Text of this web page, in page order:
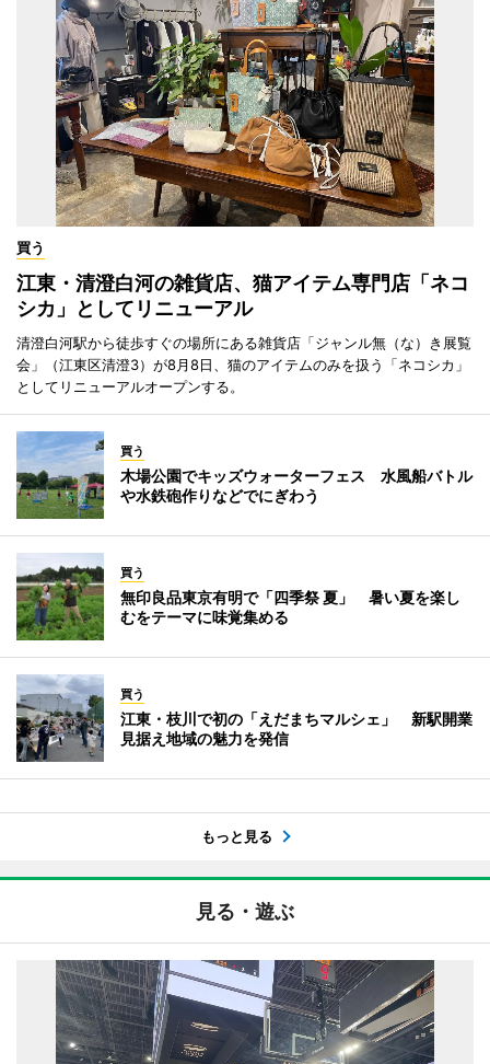
買う
江東・清澄白河の雑貨店、猫アイテム専門店「ネコ
シカ」としてリニューアル
清澄白河駅から徒歩すぐの場所にある雑貨店「ジャンル無（な）き展覧
会」（江東区清澄3）が8月8日、猫のアイテムのみを扱う「ネコシカ」
としてリニューアルオープンする。
買う
木場公園でキッズウォーターフェス 水風船バトル
や水鉄砲作りなどでにぎわう
買う
無印良品東京有明で「四季祭 夏」 暑い夏を楽し
むをテーマに味覚集める
買う
江東・枝川で初の「えだまちマルシェ」 新駅開業
見据え地域の魅力を発信
もっと見る
見る・遊ぶ